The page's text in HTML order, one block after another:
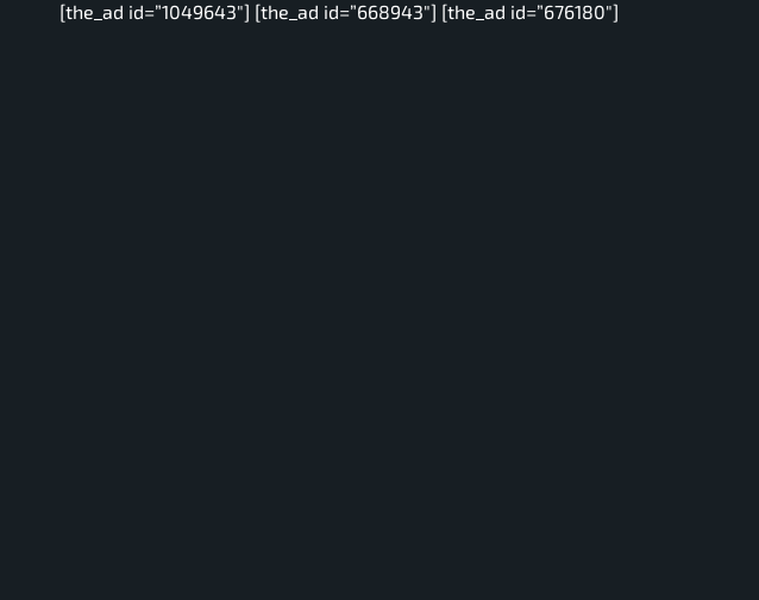
[the_ad id=”1049643″] [the_ad id=”668943″] [the_ad id=”676180″]